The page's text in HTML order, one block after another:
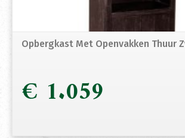
Opbergkast Met Openvakken Thuur
€ 1.059